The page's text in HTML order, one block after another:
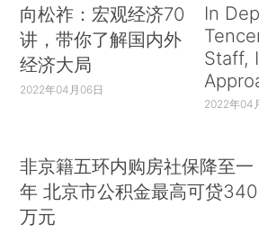
向松祚：宏观经济70
讲，带你了解国内外
经济大局
2022年04月06日
In
Staff,
2022年04
非京籍五环内购房社保降至一
年 北京市公积金最高可贷340
万元